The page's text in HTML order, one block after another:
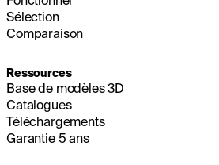
Sélection
Comparaison
Ressources
Base de modèles 3D
Catalogues
Téléchargements
Garantie 5 ans